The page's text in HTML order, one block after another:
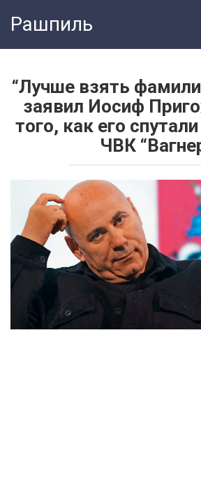
Рашпиль
“Лучше взять
заявил Иосиф
того, как его
ЧВК